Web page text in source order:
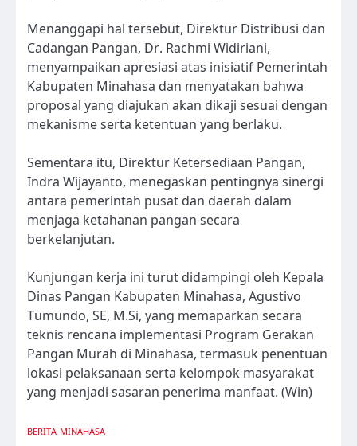
Menanggapi hal tersebut, Direktur Distribusi dan
Cadangan Pangan, Dr. Rachmi Widiriani,
menyampaikan apresiasi atas inisiatif Pemerintah
Kabupaten Minahasa dan menyatakan bahwa
proposal yang diajukan akan dikaji sesuai dengan
mekanisme serta ketentuan yang berlaku.
Sementara itu, Direktur Ketersediaan Pangan,
Indra Wijayanto, menegaskan pentingnya sinergi
antara pemerintah pusat dan daerah dalam
menjaga ketahanan pangan secara
berkelanjutan.
Kunjungan kerja ini turut didampingi oleh Kepala
Dinas Pangan Kabupaten Minahasa, Agustivo
Tumundo, SE, M.Si, yang memaparkan secara
teknis rencana implementasi Program Gerakan
Pangan Murah di Minahasa, termasuk penentuan
lokasi pelaksanaan serta kelompok masyarakat
yang menjadi sasaran penerima manfaat. (Win)
BERITA MINAHASA